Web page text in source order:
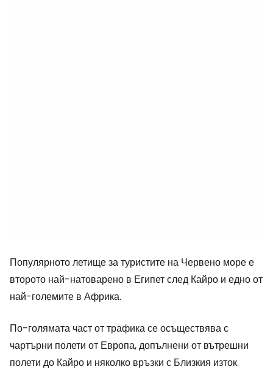
Популярното летище за туристите на Червено море е
второто най-натоварено в Египет след Кайро и едно от
най-големите в Африка.
По-голямата част от трафика се осъществява с
чартърни полети от Европа, допълнени от вътрешни
полети до Кайро и няколко връзки с Близкия изток.